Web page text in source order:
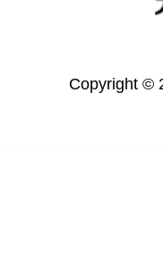
Copyright ©